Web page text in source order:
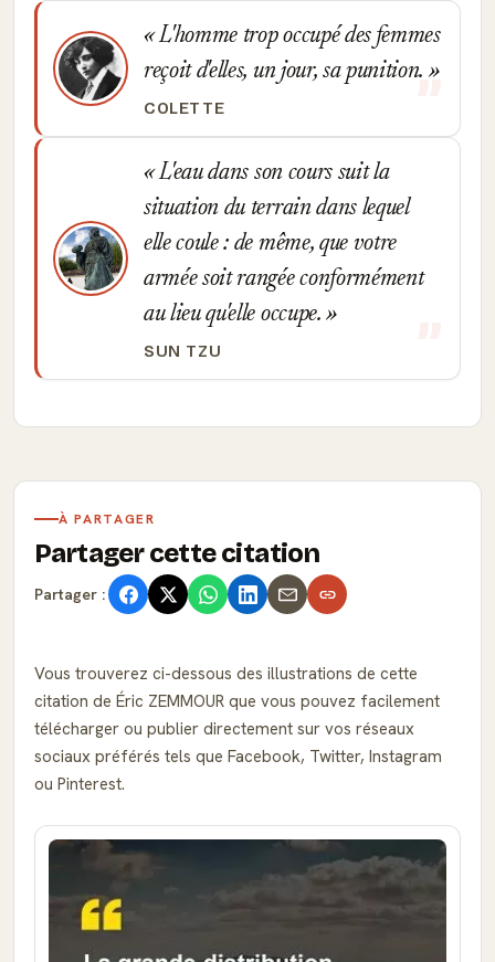
L'homme trop occupé des femmes
reçoit d'elles, un jour, sa punition.
COLETTE
L'eau dans son cours suit la
situation du terrain dans lequel
elle coule : de même, que votre
armée soit rangée conformément
au lieu qu'elle occupe.
SUN TZU
À PARTAGER
Partager cette citation
Partager :
Vous trouverez ci-dessous des illustrations de cette
citation de Éric ZEMMOUR que vous pouvez facilement
télécharger ou publier directement sur vos réseaux
sociaux préférés tels que Facebook, Twitter, Instagram
ou Pinterest.